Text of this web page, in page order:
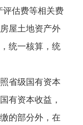
评估费等相关费
屋土地资产外
统一核算，统
省级国有资本
有资本收益，
的部分外，在